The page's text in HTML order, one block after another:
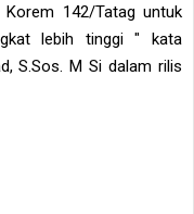
142/Tatag untuk
lebih tinggi " kata
S.Sos. M Si dalam rilis